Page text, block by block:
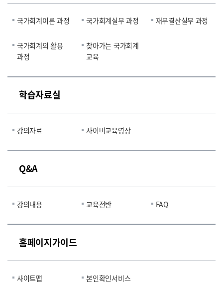
국가회계이론 과정 국가회계실무 과정 재무결산실무 과정
국가회계의 활용
과정
찾아가는 국가회계
교육
학습자료실
강의자료 사이버교육영상
Q&A
강의내용 교육전반 FAQ
홈페이지가이드
사이트맵 본인확인서비스